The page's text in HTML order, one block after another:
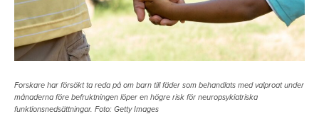
Forskare har försökt ta reda på om barn till fäder som behandlats med valproat under
månaderna före befruktningen löper en högre risk för neuropsykiatriska
funktionsnedsättningar. Foto: Getty Images